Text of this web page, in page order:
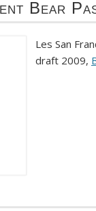
Bear
Les San
draft 2009,